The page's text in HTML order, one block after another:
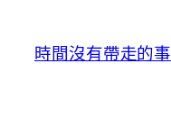
時間沒有帶走的事